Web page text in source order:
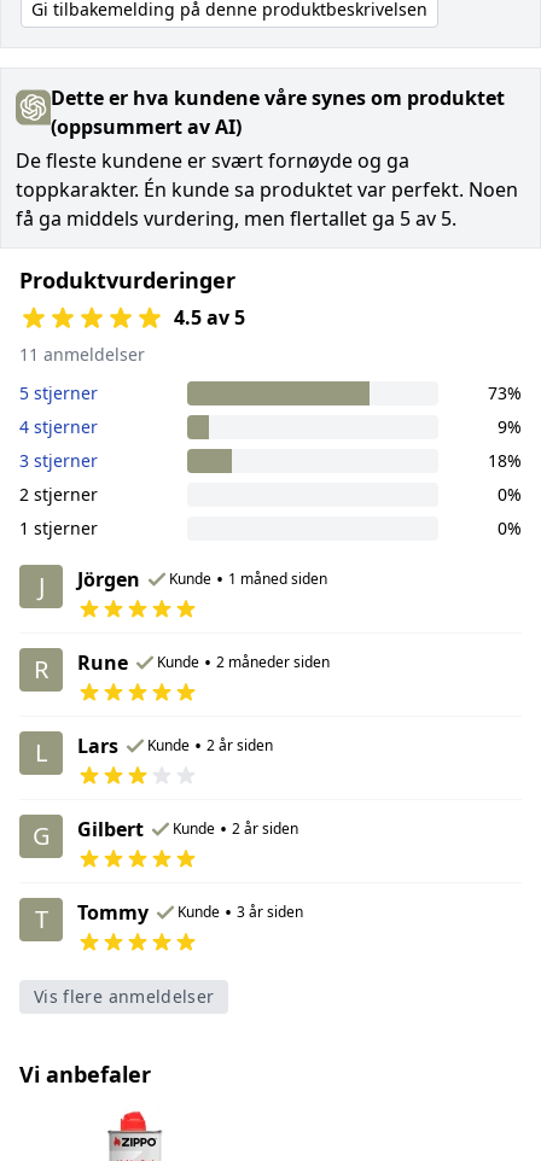
Gi tilbakemelding på denne produktbeskrivelsen
Dette er hva kundene våre synes om produktet
(oppsummert av AI)
De fleste kundene er svært fornøyde og ga
toppkarakter. Én kunde sa produktet var perfekt. Noen
få ga middels vurdering, men flertallet ga 5 av 5.
Produktvurderinger
4.5 av 5
11 anmeldelser
5 stjerner
73%
4 stjerner
9%
3 stjerner
18%
2 stjerner
0%
1 stjerner
0%
J Jörgen Kunde • 1 måned siden
R Rune Kunde • 2 måneder siden
L Lars Kunde • 2 år siden
G Gilbert Kunde • 2 år siden
T Tommy Kunde • 3 år siden
Vis flere anmeldelser
Vi anbefaler